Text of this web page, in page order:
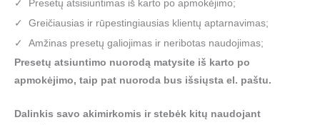
✓ Presetų atsisiuntimas iš karto po apmokėjimo;
✓ Greičiausias ir rūpestingiausias klientų aptarnavimas;
✓ Amžinas presetų galiojimas ir neribotas naudojimas;
Presetų atsiuntimo nuorodą matysite iš karto po
apmokėjimo, taip pat nuoroda bus išsiųsta el. paštu.
Dalinkis savo akimirkomis ir stebėk kitų naudojant